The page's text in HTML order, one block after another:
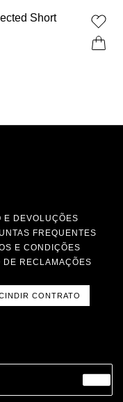
Short
E DEVOLUÇÕES
FREQUENTES
E CONDIÇÕES
DE RECLAMAÇÕES
CONTRATO